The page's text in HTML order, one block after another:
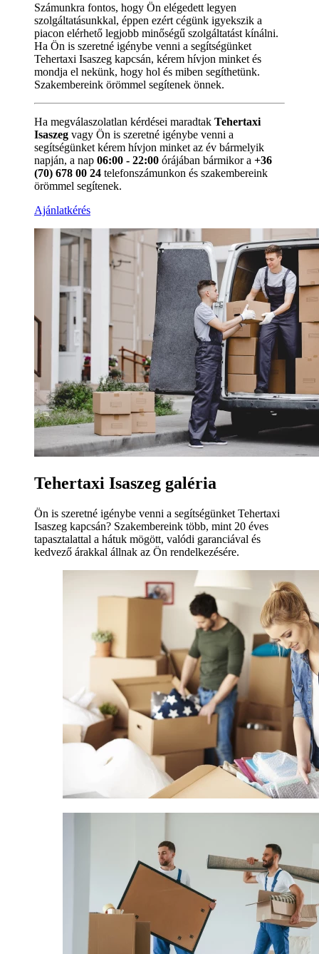
Számunkra fontos, hogy Ön elégedett legyen
szolgáltatásunkkal, éppen ezért cégünk igyekszik a
piacon elérhető legjobb minőségű szolgáltatást kínálni.
Ha Ön is szeretné igénybe venni a segítségünket
Tehertaxi Isaszeg kapcsán, kérem hívjon minket és
mondja el nekünk, hogy hol és miben segíthetünk.
Szakembereink örömmel segítenek önnek.
Ha megválaszolatlan kérdései maradtak Tehertaxi
Isaszeg vagy Ön is szeretné igénybe venni a
segítségünket kérem hívjon minket az év bármelyik
napján, a nap 06:00 - 22:00 órájában bármikor a +36
(70) 678 00 24 telefonszámunkon és szakembereink
örömmel segítenek.
Ajánlatkérés
Tehertaxi Isaszeg galéria
Ön is szeretné igénybe venni a segítségünket Tehertaxi
Isaszeg kapcsán? Szakembereink több, mint 20 éves
tapasztalattal a hátuk mögött, valódi garanciával és
kedvező árakkal állnak az Ön rendelkezésére.